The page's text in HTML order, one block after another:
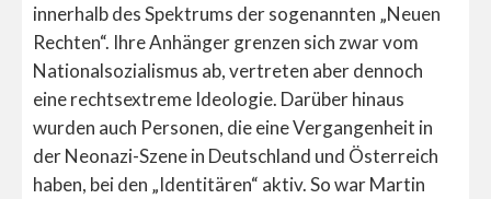
innerhalb des Spektrums der sogenannten „Neuen
Rechten“. Ihre Anhänger grenzen sich zwar vom
Nationalsozialismus ab, vertreten aber dennoch
eine rechtsextreme Ideologie. Darüber hinaus
wurden auch Personen, die eine Vergangenheit in
der Neonazi-Szene in Deutschland und Österreich
haben, bei den „Identitären“ aktiv. So war Martin